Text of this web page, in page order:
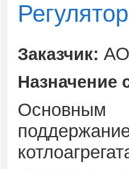
Заказчик:
Назначение
Основным